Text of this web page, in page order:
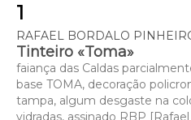
1
RAFAEL BORDALO
Tinteiro «Toma»
faiança das Caldas
base TOMA, decoração
tampa, algum desgaste na
vidradas, assinado RBP